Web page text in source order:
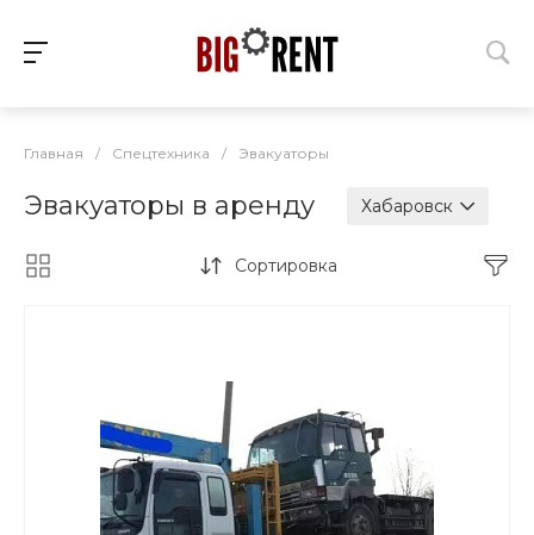
Главная / Спецтехника / Эвакуаторы
Эвакуаторы в аренду Хабаровск
Сортировка